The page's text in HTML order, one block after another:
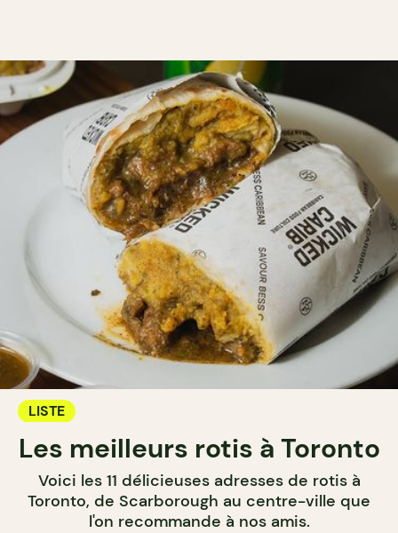
LISTE
Les meilleurs rotis à Toronto
Voici les 11 délicieuses adresses de rotis à
Toronto, de Scarborough au centre-ville que
l'on recommande à nos amis.